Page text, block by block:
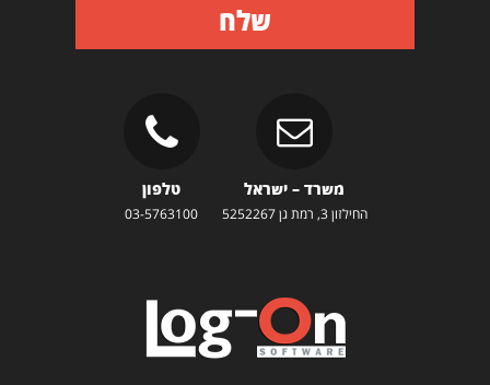
שלח
משרד – ישראל
החילזון 3, רמת גן 5252267
טלפון
03-5763100